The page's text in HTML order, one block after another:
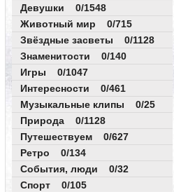
Девушки 0/1548
Животный мир 0/715
Звёздные засветы 0/1128
Знаменитости 0/140
Игры 0/1047
Интересности 0/461
Музыкальные клипы 0/25
Природа 0/1128
Путешествуем 0/627
Ретро 0/134
События, люди 0/32
Спорт 0/105